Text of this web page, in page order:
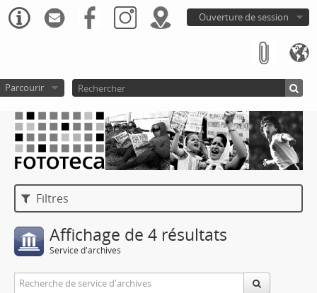
Ouverture de session
Parcourir
Filtres
Affichage de 4 résultats
Service d'archives